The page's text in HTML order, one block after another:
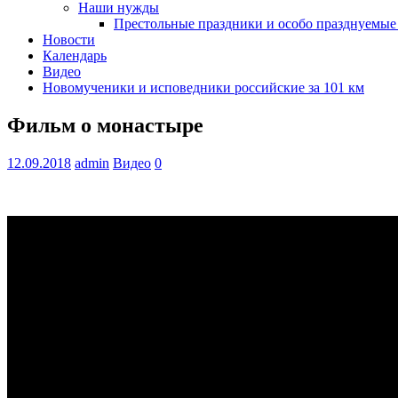
Наши нужды
Престольные праздники и особо
Новости
Календарь
Видео
Новомученики и исповедники российские за 101 км
Фильм о монастыре
12.09.2018 admin Видео 0